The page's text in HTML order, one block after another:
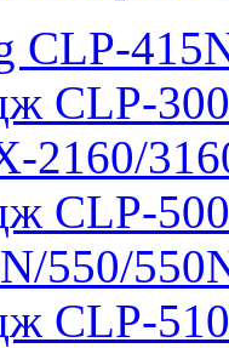
CLP-
CLP-
2160/
CLP-
550/
CLP-